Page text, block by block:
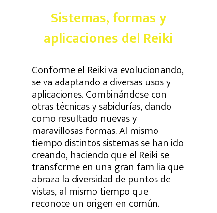
Sistemas, formas y
aplicaciones del Reiki
Conforme el Reiki va evolucionando,
se va adaptando a diversas usos y
aplicaciones. Combinándose con
otras técnicas y sabidurías, dando
como resultado nuevas y
maravillosas formas. Al mismo
tiempo distintos sistemas se han ido
creando, haciendo que el Reiki se
transforme en una gran familia que
abraza la diversidad de puntos de
vistas, al mismo tiempo que
reconoce un origen en común.